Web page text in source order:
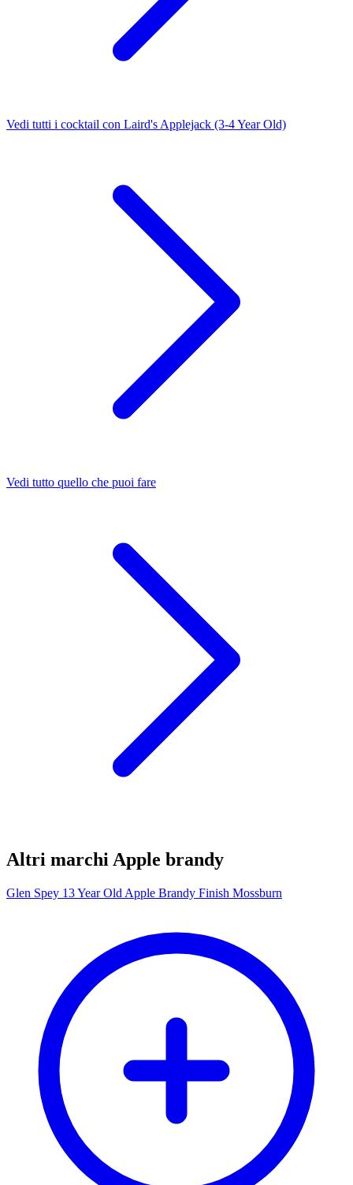
Vedi tutti i cocktail con Laird's Applejack (3-4 Year Old)
Vedi tutto quello che puoi fare
Altri marchi Apple brandy
Glen Spey 13 Year Old Apple Brandy Finish Mossburn